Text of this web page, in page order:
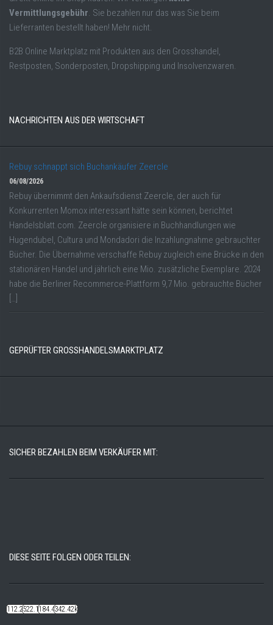
Vermittlungsgebühr. Sie bezahlen nur das was Sie beim
Lieferranten bestellt haben! Mehr nicht.
B2B Online Marktplatz mit Produkten aus den Grosshandel,
Restposten, Sonderposten, Dropshipping und Insolvenzwaren.
NACHRICHTEN AUS DER WIRTSCHAFT
Rebuy schnappt sich Buchankäufer Zeercle
06/08/2026
Rebuy übernimmt den Ankaufsdienst Zeercle, der auch für
Konkurrenten Momox interessant hätte sein können, berichtet
Handelsblatt.com. Zeercle organisiere in Buchhandlungen wie
Hugendubel, Cultura und Mondadori die Inzahlungnahme gebrauchter
Bücher. Die Übernahme verschaffe Rebuy zugleich eine Brücke in den
stationären Handel und jährlich eine Mio. zusätzliche Exemplare. 2024
habe die Berliner Recommerce-Plattform 9,7 Mio. gebrauchte Bücher
[…]
GEPRÜFTER GROSSHANDELSMARKTPLATZ
SICHER BEZAHLEN BEIM VERKÄUFER MIT:
DIESE SEITE FOLGEN ODER TEILEN:
112.22k522.14k184.48k342.42k